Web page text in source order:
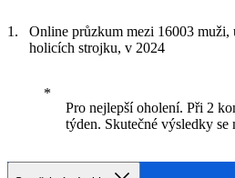
Online průzkum mezi 16003
holicích strojku, v 2024
Pro nejlepší oholení. Při 2
týden. Skutečné výsledky se